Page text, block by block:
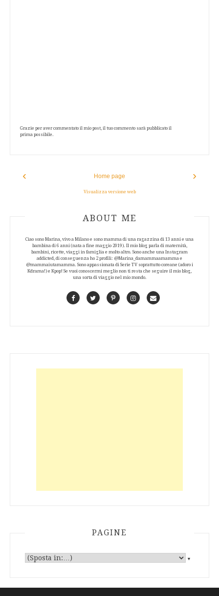
Grazie per aver commentato il mio post, il tuo commento sarà pubblicato il
prima possibile.
‹ ›
Home page
Visualizza versione web
ABOUT AUTHOR
ABOUT ME
Ciao sono Marina, vivo a Milano e sono mamma di una ragazzina di 13 anni e una
bambina di 6 anni (nata a fine maggio 2019). Il mio blog parla di maternità,
bambini, ricette, viaggi in famiglia e molto altro. Sono anche una Instagram
addicted, di conseguenza ho 2 profili: @Marina_damammaamamma e
@mammaiutamamma. Sono appassionata di Serie TV soprattutto coreane (adoro i
Kdrama!) e Kpop! Se vuoi conoscermi meglio non ti resta che seguire il mio blog,
una sorta di viaggio nel mio mondo.
FacebookTwitterPinterestInstagramContact
PAGINE
▼